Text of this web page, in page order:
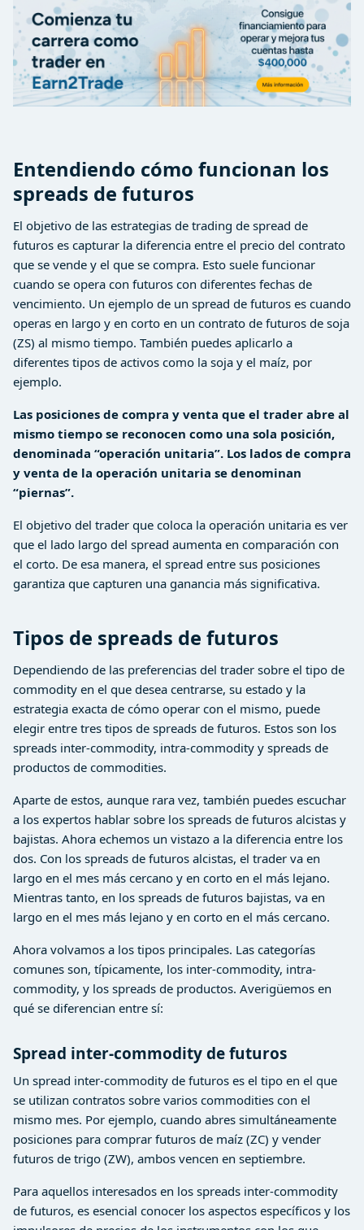
Entendiendo cómo funcionan los
spreads de futuros
El objetivo de las estrategias de trading de spread de
futuros es capturar la diferencia entre el precio del contrato
que se vende y el que se compra. Esto suele funcionar
cuando se opera con futuros con diferentes fechas de
vencimiento. Un ejemplo de un spread de futuros es cuando
operas en largo y en corto en un contrato de futuros de soja
(ZS) al mismo tiempo. También puedes aplicarlo a
diferentes tipos de activos como la soja y el maíz, por
ejemplo.
Las posiciones de compra y venta que el trader abre al
mismo tiempo se reconocen como una sola posición,
denominada “operación unitaria”. Los lados de compra
y venta de la operación unitaria se denominan
“piernas”.
El objetivo del trader que coloca la operación unitaria es ver
que el lado largo del spread aumenta en comparación con
el corto. De esa manera, el spread entre sus posiciones
garantiza que capturen una ganancia más significativa.
Tipos de spreads de futuros
Dependiendo de las preferencias del trader sobre el tipo de
commodity en el que desea centrarse, su estado y la
estrategia exacta de cómo operar con el mismo, puede
elegir entre tres tipos de spreads de futuros. Estos son los
spreads inter-commodity, intra-commodity y spreads de
productos de commodities.
Aparte de estos, aunque rara vez, también puedes escuchar
a los expertos hablar sobre los spreads de futuros alcistas y
bajistas. Ahora echemos un vistazo a la diferencia entre los
dos. Con los spreads de futuros alcistas, el trader va en
largo en el mes más cercano y en corto en el más lejano.
Mientras tanto, en los spreads de futuros bajistas, va en
largo en el mes más lejano y en corto en el más cercano.
Ahora volvamos a los tipos principales. Las categorías
comunes son, típicamente, los inter-commodity, intra-
commodity, y los spreads de productos. Averigüemos en
qué se diferencian entre sí:
Spread inter-commodity de futuros
Un spread inter-commodity de futuros es el tipo en el que
se utilizan contratos sobre varios commodities con el
mismo mes. Por ejemplo, cuando abres simultáneamente
posiciones para comprar futuros de maíz (ZC) y vender
futuros de trigo (ZW), ambos vencen en septiembre.
Para aquellos interesados en los spreads inter-commodity
de futuros, es esencial conocer los aspectos específicos y los